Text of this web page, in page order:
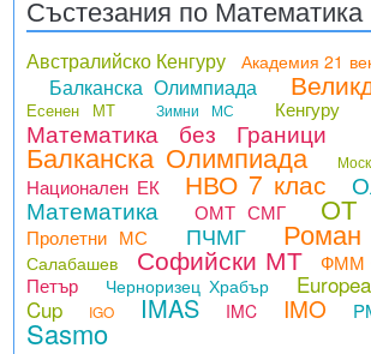
Състезания по Математика
Австралийско Кенгуру Академия 21
Балканска Олимпиада
Есенен МТ Зимни МС Кенгуру
Математика без Граници
Балканска Олимпиада
Национален ЕК НВО 7 клас
Математика ОМТ СМГ ОТ
Пролетни МС ПЧМГ Роман
Салабашев Софийски МТ ФММ
Петър
Черноризец Храбър
Cup
IGO IMAS IMC IMO
Sasmo